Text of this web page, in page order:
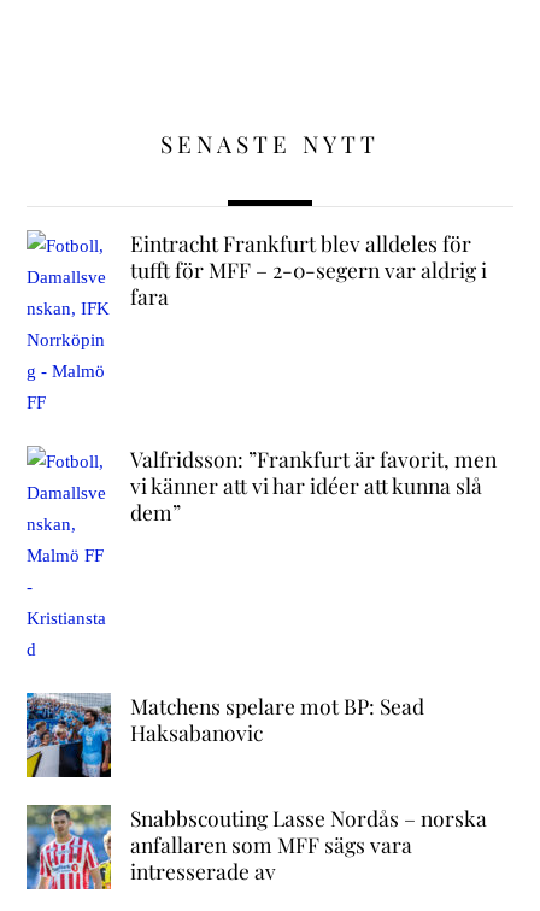
SENASTE NYTT
Eintracht Frankfurt blev alldeles för
tufft för MFF – 2-0-segern var aldrig i
fara
Valfridsson: ”Frankfurt är favorit, men
vi känner att vi har idéer att kunna slå
dem”
Matchens spelare mot BP: Sead
Haksabanovic
Snabbscouting Lasse Nordås – norska
anfallaren som MFF sägs vara
intresserade av